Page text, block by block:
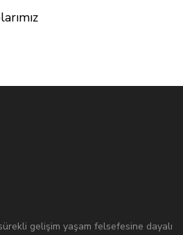
gelişim yaşam felsefesine dayalı